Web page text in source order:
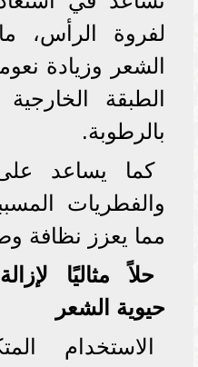
لفروة الرأس،
الشعر وزيادة
الطبقة
بالرطوبة.
كما يساعد على
والفطريات
مما يعزز نظافة
حلاً مثاليًا
حيوية الشعر
الاستخدام